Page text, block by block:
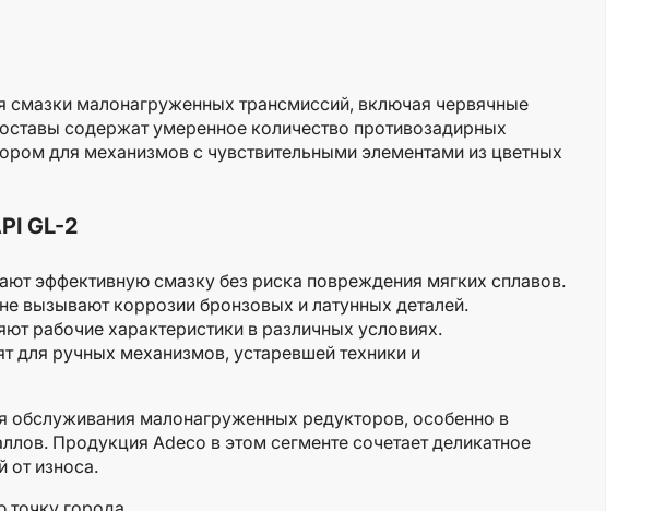
смазки малонагруженных трансмиссий, включая червячные
содержат умеренное количество противозадирных
для механизмов с чувствительными элементами из цветных
GL-2
эффективную смазку без риска повреждения мягких сплавов.
вызывают коррозии бронзовых и латунных деталей.
рабочие характеристики в различных условиях.
для ручных механизмов, устаревшей техники и
обслуживания малонагруженных редукторов, особенно в
Продукция Adeco в этом сегменте сочетает деликатное
от износа.